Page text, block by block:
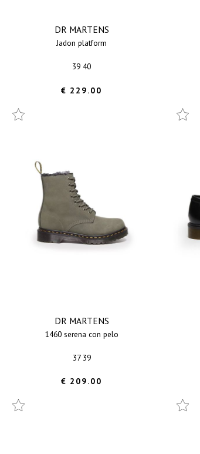
DR MARTENS
jadon platform
39 40
€ 229.00
DR MARTENS
1460 serena con pelo
37 39
€ 209.00